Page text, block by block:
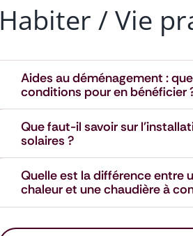
Habiter / Vie
Aides au déménagement :
conditions pour en bénéficier
Que faut-il savoir sur
solaires ?
Quelle est la différence entre
chaleur et une chaudière à